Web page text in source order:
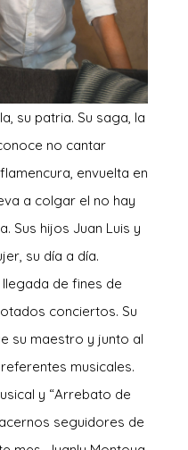
su patria. Su saga, la
no cantar
envuelta en
a colgar el no hay
Sus hijos Juan Luis y
su día a día.
de fines de
conciertos. Su
su maestro y junto al
musicales.
y “Arrebato de
seguidores de